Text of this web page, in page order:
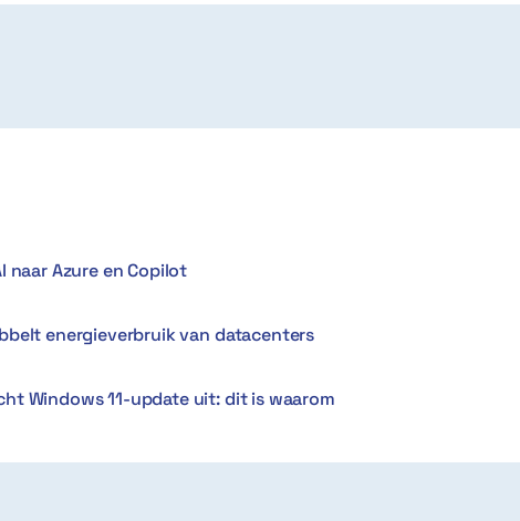
naar Azure en Copilot
energieverbruik van datacenters
Windows 11-update uit: dit is waarom